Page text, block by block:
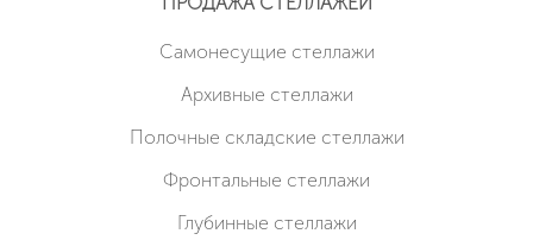
Cамонесущие стеллажи
Архивные стеллажи
Полочные складские стеллажи
Фронтальные стеллажи
Глубинные стеллажи